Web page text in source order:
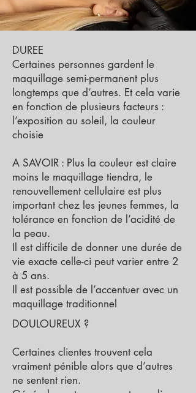
DUREE
Certaines personnes gardent le
maquillage semi-permanent plus
longtemps que d’autres. Et cela varie
en fonction de plusieurs facteurs :
l’exposition au soleil, la couleur
choisie
A SAVOIR : Plus la couleur est claire
moins le maquillage tiendra, le
renouvellement cellulaire est plus
important chez les jeunes femmes, la
tolérance en fonction de l’acidité de
la peau.
Il est difficile de donner une durée de
vie exacte celle-ci peut varier entre 2
à 5 ans.
Il est possible de l’accentuer avec un
maquillage traditionnel
DOULOUREUX ?
Certaines clientes trouvent cela
vraiment pénible alors que d’autres
ne sentent rien.